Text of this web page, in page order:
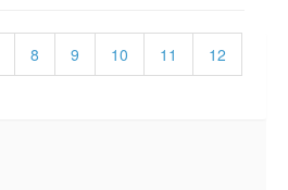
8 9 10 11
12